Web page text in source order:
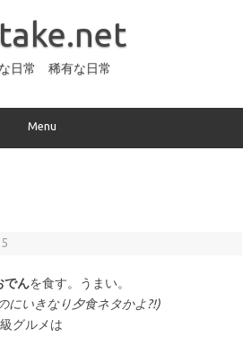
日常 稀有な日常
Menu
でんを食す。うまい。
いきなり夕食ネタかよ?!)
グルメは